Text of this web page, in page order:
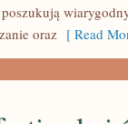
oraz [ Read